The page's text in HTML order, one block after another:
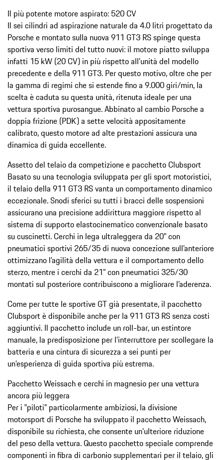
Il più potente motore aspirato: 520 CV
Il sei cilindri ad aspirazione naturale da 4.0 litri progettato da
Porsche e montato sulla nuova 911 GT3 RS spinge questa
sportiva verso limiti del tutto nuovi: il motore piatto sviluppa
infatti 15 kW (20 CV) in più rispetto all’unità del modello
precedente e della 911 GT3. Per questo motivo, oltre che per
la gamma di regimi che si estende fino a 9.000 giri/min, la
scelta è caduta su questa unità, ritenuta ideale per una
vettura sportiva purosangue. Abbinato al cambio Porsche a
doppia frizione (PDK) a sette velocità appositamente
calibrato, questo motore ad alte prestazioni assicura una
dinamica di guida eccellente.
Assetto del telaio da competizione e pacchetto Clubsport
Basato su una tecnologia sviluppata per gli sport motoristici,
il telaio della 911 GT3 RS vanta un comportamento dinamico
eccezionale. Snodi sferici su tutti i bracci delle sospensioni
assicurano una precisione addirittura maggiore rispetto al
sistema di supporto elastocinematico convenzionale basato
su cuscinetti. Cerchi in lega ultraleggera da 20” con
pneumatici sportivi 265/35 di nuova concezione sull’anteriore
ottimizzano l’agilità della vettura e il comportamento dello
sterzo, mentre i cerchi da 21” con pneumatici 325/30
montati sul posteriore contribuiscono a migliorare l’aderenza.
Come per tutte le sportive GT già presentate, il pacchetto
Clubsport è disponibile anche per la 911 GT3 RS senza costi
aggiuntivi. Il pacchetto include un roll-bar, un estintore
manuale, la predisposizione per l’interruttore per scollegare la
batteria e una cintura di sicurezza a sei punti per
un’esperienza di guida sportiva più estrema.
Pacchetto Weissach e cerchi in magnesio per una vettura
ancora più leggera
Per i ‟piloti” particolarmente ambiziosi, la divisione
motorsport di Porsche ha sviluppato il pacchetto Weissach,
disponibile su richiesta, che consente un’ulteriore riduzione
del peso della vettura. Questo pacchetto speciale comprende
componenti in fibra di carbonio supplementari per il telaio, gli